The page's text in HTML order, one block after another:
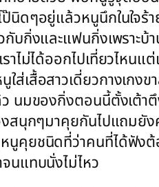
นิดๆอยู่แล้วหนูนึกในใจ
บกิ่งและแฟนกิ่งเพราะ
ไม่ได้ออกไปเที่ยวไหน
เสื้อสาวเดี่ยวกางเกง
นมของกิ่งตอนนี้ตั้งเต้า
งสนุกๆมาคุยกันไปแถม
คุยชนิดที่ว่าคนที่ได้ฟัง
นแทบนั่งไม่ไหว